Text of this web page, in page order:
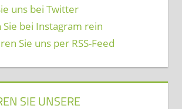
uns bei Twitter
Sie bei Instagram rein
Sie uns per RSS-Feed
SIE UNSERE